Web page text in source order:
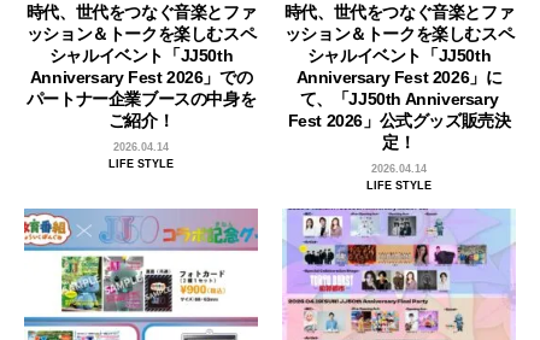
時代、世代をつなぐ音楽とファ
ッション＆トークを楽しむスペ
シャルイベント「JJ50th
Anniversary Fest 2026」での
パートナー企業ブースの中身を
ご紹介！
2026.04.14
LIFE STYLE
時代、世代をつなぐ音楽とファ
ッション＆トークを楽しむスペ
シャルイベント「JJ50th
Anniversary Fest 2026」に
て、「JJ50th Anniversary
Fest 2026」公式グッズ販売決
定！
2026.04.14
LIFE STYLE